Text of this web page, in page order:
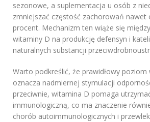
sezonowe, a suplementacja u osób z
zmniejszać częstość zachorowań nawet
procent. Mechanizm ten wiąże się
witaminy D na produkcję defensyn i
naturalnych substancji
Warto podkreślić, że prawidłowy poziom
oznacza nadmiernej stymulacji
przeciwnie, witamina D pomaga
immunologiczną, co ma znaczenie
chorób autoimmunologicznych i